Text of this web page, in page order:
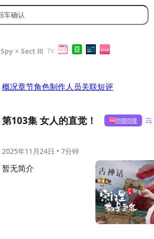
Spy × Sect Ⅲ TV
概况章节角色制作人员关联短评
第103集 女人的直觉！ 哔哩哔哩
2025年11月24日 • 7分钟
暂无简介